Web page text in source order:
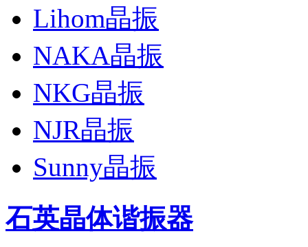
Lihom晶振
NAKA晶振
NKG晶振
NJR晶振
Sunny晶振
石英晶体谐振器